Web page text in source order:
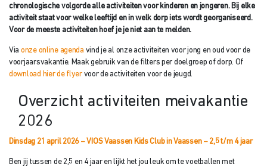
chronologische volgorde alle activiteiten voor kinderen en jongeren. Bij elke
activiteit staat voor welke leeftijd en in welk dorp iets wordt georganiseerd.
Voor de meeste activiteiten hoef je je niet aan te melden.
Via onze online agenda vind je al onze activiteiten voor jong en oud voor de
voorjaarsvakantie. Maak gebruik van de filters per doelgroep of dorp. Of
download hier de flyervoor de activiteiten voor de jeugd.
Overzicht activiteiten meivakantie
2026
Dinsdag 21 april 2026 – VIOS Vaassen Kids Club in Vaassen – 2,5 t/m 4 jaar
Ben jij tussen de 2,5 en 4 jaar en lijkt het jou leuk om te voetballen met